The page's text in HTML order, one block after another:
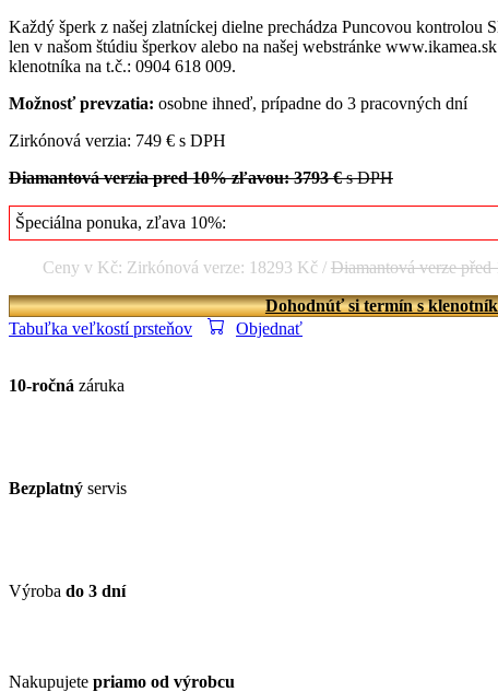
Každý šperk z našej zlatníckej dielne prechádza Puncovou
len v našom štúdiu šperkov alebo na našej webstránke
klenotníka na t.č.: 0904 618 009.
Možnosť prevzatia: osobne ihneď, prípadne do 3 pracovných dní
Zirkónová verzia: 749 € s DPH
Diamantová verzia pred 10% zľavou: 3793 €s DPH
Špeciálna ponuka, zľava 10%:
Ceny v Kč: Zirkónová verze: 18293 Kč / Diamantová verze
Dohodnúť si termín s
Tabuľka veľkostí prsteňov
Objednať
10-ročná záruka
Bezplatný servis
Výroba do 3 dní
Nakupujete priamo od výrobcu